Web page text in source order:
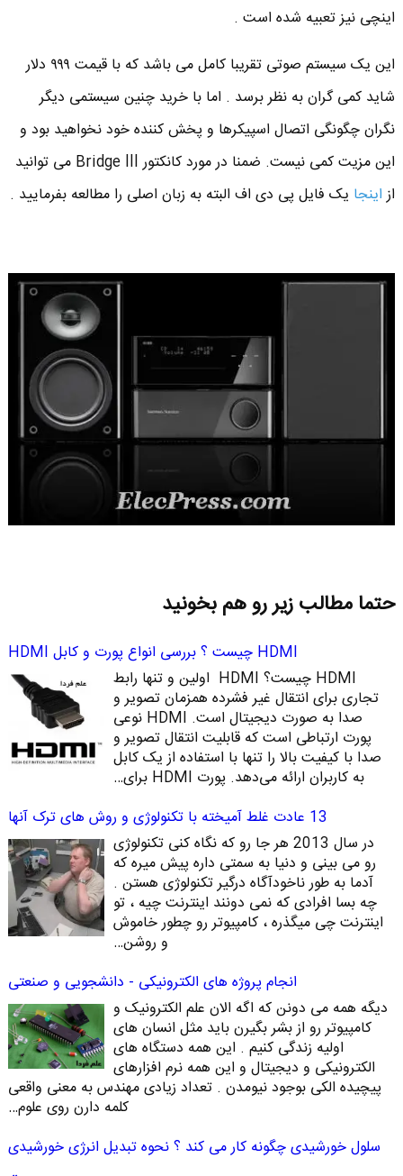
اینچی نیز تعبیه شده است .
این یک سیستم صوتی تقریبا کامل می باشد که با قیمت ۹۹۹ دلار
شاید کمی گران به نظر برسد . اما با خرید چنین سیستمی دیگر
نگران چگونگی اتصال اسپیکرها و پخش کننده خود نخواهید بود و
این مزیت کمی نیست. ضمنا در مورد کانکتور Bridge lll می توانید
ازاینجا یک فایل پی دی اف البته به زبان اصلی را مطالعه بفرمایید .
حتما مطالب زیر رو هم بخونید
HDMI چیست ؟ بررسی انواع پورت و کابل HDMI
HDMI چیست؟ HDMI اولین و تنها رابط
تجاری برای انتقال غیر فشرده همزمان تصویر و
صدا به صورت دیجیتال است. HDMI نوعی
پورت ارتباطی است که قابلیت انتقال تصویر و
صدا با کیفیت بالا را تنها با استفاده از یک کابل
به کاربران ارائه می‌دهد. پورت HDMI برای…
13 عادت غلط آمیخته با تکنولوژی و روش های ترک آنها
در سال 2013 هر جا رو که نگاه کنی تکنولوژی
رو می بینی و دنیا به سمتی داره پیش میره که
آدما به طور ناخودآگاه درگیر تکنولوژی هستن .
چه بسا افرادی که نمی دونند اینترنت چیه ، تو
اینترنت چی میگذره ، کامپیوتر رو چطور خاموش
و روشن…
انجام پروژه های الکترونیکی - دانشجویی و صنعتی
دیگه همه می دونن که اگه الان علم الکترونیک و
کامپیوتر رو از بشر بگیرن باید مثل انسان های
اولیه زندگی کنیم . این همه دستگاه های
الکترونیکی و دیجیتال و این همه نرم افزارهای
پیچیده الکی بوجود نیومدن . تعداد زیادی مهندس به معنی واقعی
کلمه دارن روی علوم…
سلول خورشیدی چگونه کار می کند ؟ نحوه تبدیل انرژی خورشیدی